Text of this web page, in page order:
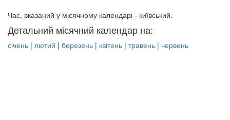
Час, вказаний у місячному календарі - київський.
Детальний місячний календар на:
січень | лютий | березень | квітень | травень | червень